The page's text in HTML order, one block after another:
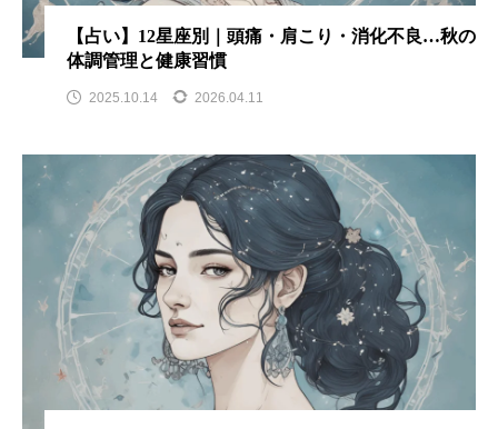
【占い】12星座別｜頭痛・肩こり・消化不良…秋の
体調管理と健康習慣
2025.10.14 2026.04.11